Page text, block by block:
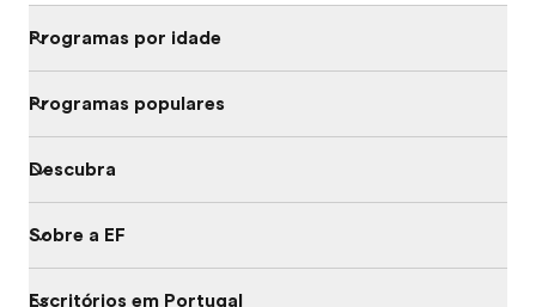
Programas por idade
Programas populares
Descubra
Sobre a EF
Escritórios em Portugal